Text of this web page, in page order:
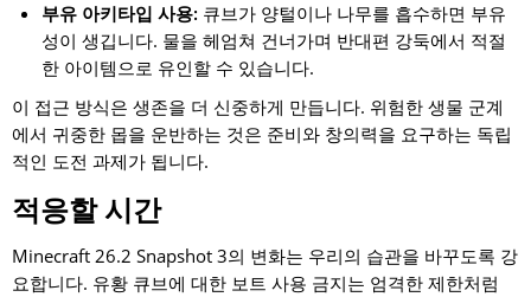
부유 아키타입 사용: 큐브가 양털이나 나무를 흡수하면 부유
성이 생깁니다. 물을 헤엄쳐 건너가며 반대편 강둑에서 적절
한 아이템으로 유인할 수 있습니다.
이 접근 방식은 생존을 더 신중하게 만듭니다. 위험한 생물 군계
에서 귀중한 몹을 운반하는 것은 준비와 창의력을 요구하는 독립
적인 도전 과제가 됩니다.
적응할 시간
Minecraft 26.2 Snapshot 3의 변화는 우리의 습관을 바꾸도록 강
요합니다. 유황 큐브에 대한 보트 사용 금지는 엄격한 제한처럼